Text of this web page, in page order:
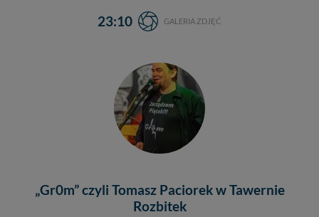
23:10 GALERIA ZDJĘĆ
„Gr0m” czyli Tomasz Paciorek w Tawernie
Rozbitek